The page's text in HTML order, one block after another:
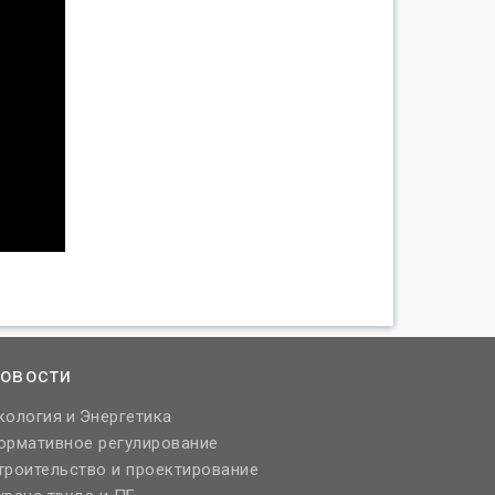
и Энергетика
регулирование
и проектирование